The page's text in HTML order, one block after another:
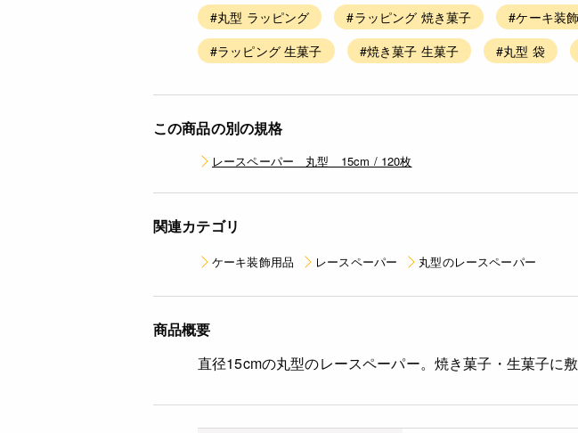
#丸型 ラッピング #ラッピング 焼き菓子 #ケーキ装
#ラッピング 生菓子
#焼き菓子 生菓子 #丸型 袋
この商品の別の規格
レースペーパー 丸型 15cm / 120枚
関連カテゴリ
ケーキ装飾用品 レースペーパー 丸型のレースペーパー
商品概要
直径15cmの丸型のレースペーパー。焼き菓子・生菓子に